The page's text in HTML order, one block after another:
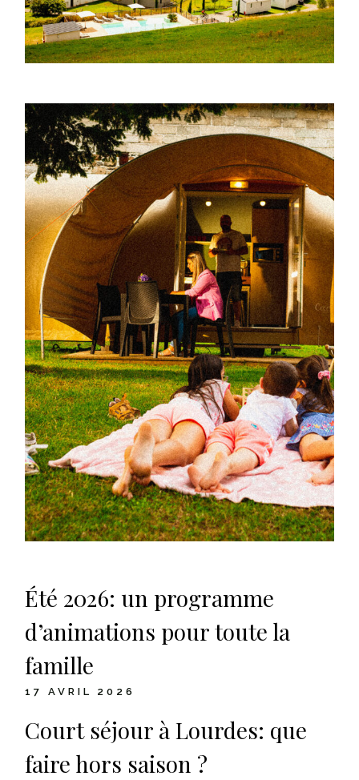
Été 2026: un programme
d’animations pour toute la
famille
17 AVRIL 2026
Court séjour à Lourdes: que
faire hors saison ?